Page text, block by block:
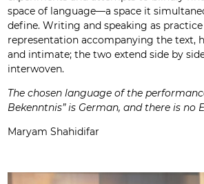
space of language—a space it
define. Writing and speaking as practice
representation accompanying the text,
and intimate; the two extend side by
interwoven.
The chosen language of the
Bekenntnis” is German, and there is no
Maryam Shahidifar